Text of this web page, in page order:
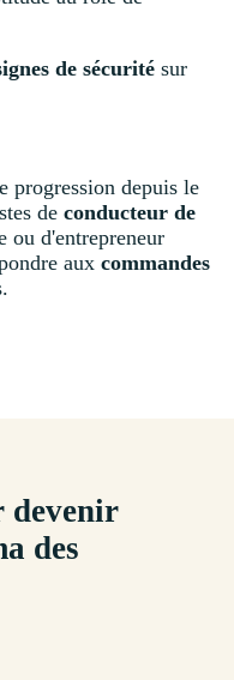
de sécurité sur
progression depuis le
de conducteur de
ou d'entrepreneur
aux commandes
devenir
des